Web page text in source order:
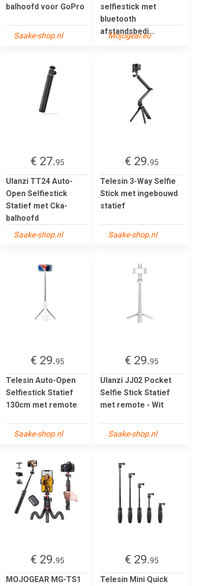
balhoofd voor GoPro
Saake-shop.nl
selfiestick met
bluetooth
afstandsbedi...
Mojogear.eu
€ 27.95
Ulanzi TT24 Auto-
Open Selfiestick
Statief met Cka-
balhoofd
Saake-shop.nl
€ 29.95
Telesin 3-Way Selfie
Stick met ingebouwd
statief
Saake-shop.nl
€ 29.95
Telesin Auto-Open
Selfiestick Statief
130cm met remote
Saake-shop.nl
€ 29.95
Ulanzi JJ02 Pocket
Selfie Stick Statief
met remote - Wit
Saake-shop.nl
€ 29.95
MOJOGEAR MG-TS1
€ 29.95
Telesin Mini Quick